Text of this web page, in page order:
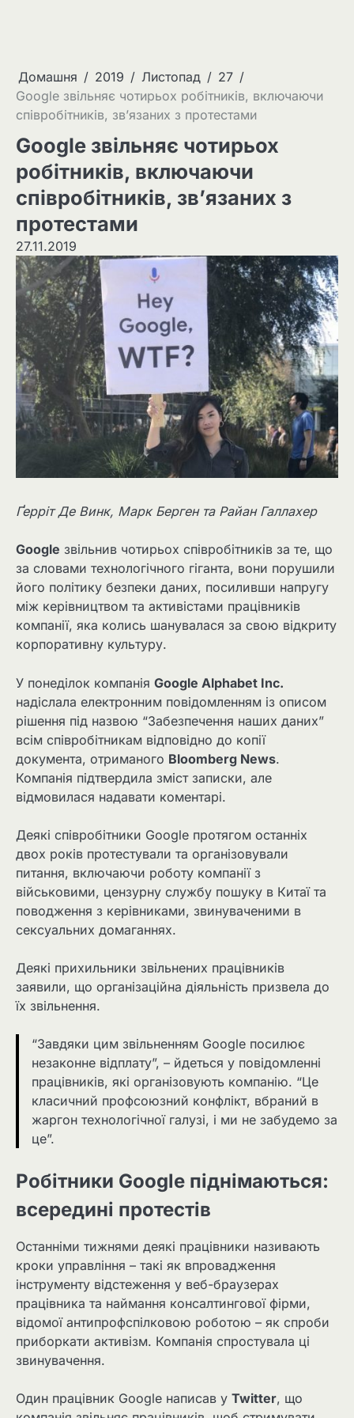
Домашня 2019 Листопад
27
Google звільняє чотирьох робітників, включаючи
співробітників, зв’язаних з протестами
Google звільняє чотирьох
робітників, включаючи
співробітників, зв’язаних з
протестами
27.11.2019
Ґерріт Де Винк, Марк Берген та Райан Галлахер
Google звільнив чотирьох співробітників за те, що
за словами технологічного гіганта, вони порушили
його політику безпеки даних, посиливши напругу
між керівництвом та активістами працівників
компанії, яка колись шанувалася за свою відкриту
корпоративну культуру.
У понеділок компанія Google Alphabet Inc.
надіслала електронним повідомленням із описом
рішення під назвою “Забезпечення наших даних”
всім співробітникам відповідно до копії
документа, отриманого Bloomberg News.
Компанія підтвердила зміст записки, але
відмовилася надавати коментарі.
Деякі співробітники Google протягом останніх
двох років протестували та організовували
питання, включаючи роботу компанії з
військовими, цензурну службу пошуку в Китаї та
поводження з керівниками, звинуваченими в
сексуальних домаганнях.
Деякі прихильники звільнених працівників
заявили, що організаційна діяльність призвела до
їх звільнення.
“Завдяки цим звільненням Google посилює
незаконне відплату”, – йдеться у повідомленні
працівників, які організовують компанію. “Це
класичний профсоюзний конфлікт, вбраний в
жаргон технологічної галузі, і ми не забудемо за
це”.
Робітники Google піднімаються:
всередині протестів
Останніми тижнями деякі працівники називають
кроки управління – такі як впровадження
інструменту відстеження у веб-браузерах
працівника та наймання консалтингової фірми,
відомої антипрофспілковою роботою – як спроби
приборкати активізм. Компанія спростувала ці
звинувачення.
Один працівник Google написав у Twitter, що